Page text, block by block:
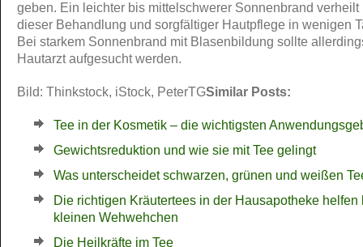
geben. Ein leichter bis mittelschwerer Sonnenbrand verheilt
dieser Behandlung und sorgfältiger Hautpflege in wenigen
Bei starkem Sonnenbrand mit Blasenbildung sollte
Hautarzt aufgesucht werden.
Bild: Thinkstock, iStock, PeterTGSimilar Posts:
Tee in der Kosmetik – die wichtigsten
Gewichtsreduktion und wie sie mit Tee gelingt
Was unterscheidet schwarzen, grünen und weißen
Die richtigen Kräutertees in der Hausapotheke helfen
kleinen Wehwehchen
Die Heilkräfte im Tee